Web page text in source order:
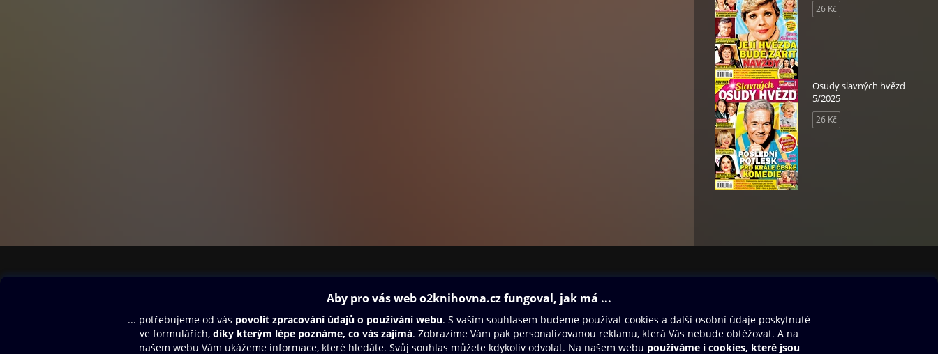
26 Kč
Osudy slavných hvězd
5/2025
26 Kč
Aplikace a hry
SMS/MMS Info
Blog
Dárkový poukaz
Nápověda
Oneplay Originály
Sport